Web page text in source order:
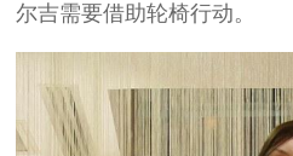
尔吉需要借助轮椅行动。